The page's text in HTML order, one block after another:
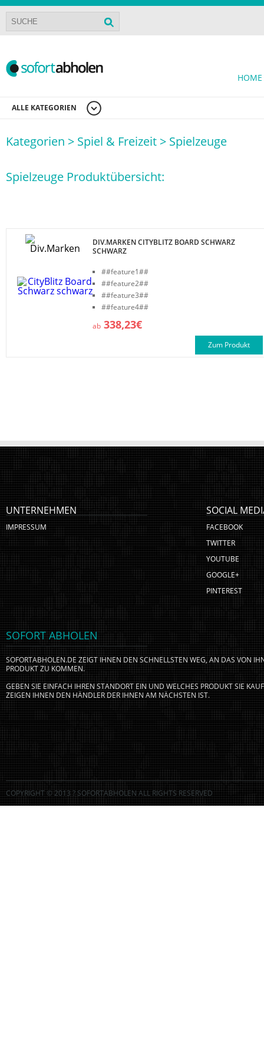
HOME
ALLE KATEGORIEN
Kategorien > Spiel & Freizeit > Spielzeuge
Spielzeuge Produktübersicht:
DIV.MARKEN CITYBLITZ BOARD SCHWARZ
SCHWARZ
##feature1##
##feature2##
##feature3##
##feature4##
ab 338,23€
Zum Produkt
UNTERNEHMEN
IMPRESSUM
SOCIAL
FACEBOOK
TWITTER
YOUTUBE
GOOGLE+
PINTEREST
SOFORT ABHOLEN
SOFORTABHOLEN.DE ZEIGT IHNEN DEN SCHNELLSTEN WEG, AN DAS VON
PRODUKT ZU KOMMEN.
GEBEN SIE EINFACH IHREN STANDORT EIN UND WELCHES PRODUKT SIE
ZEIGEN IHNEN DEN HÄNDLER DER IHNEN AM NÄCHSTEN IST.
COPYRIGHT © 2013 ? SOFORTABHOLEN ALL RIGHTS RESERVED